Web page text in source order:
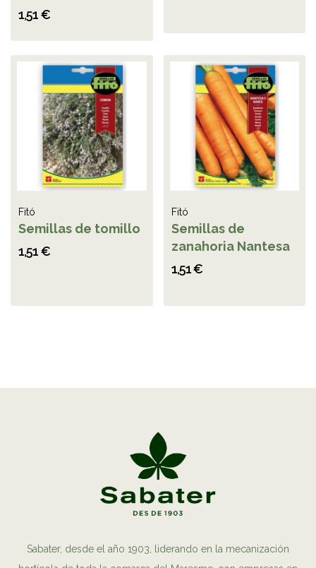
1,51 €
Fitó
Semillas de tomillo
1,51 €
Fitó
Semillas de
zanahoria Nantesa
1,51 €
Sabater, desde el año 1903, liderando en la mecanización